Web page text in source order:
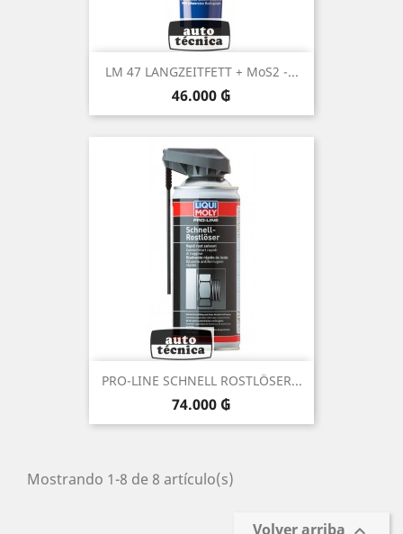
LM 47 LANGZEITFETT + MoS2 -...
Precio
46.000 ₲
PRO-LINE SCHNELL ROSTLÖSER...
Precio
74.000 ₲
Mostrando 1-8 de 8 artículo(s)
Volver arriba